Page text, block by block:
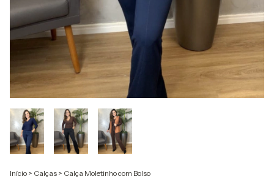
Início > Calças > Calça Moletinho com Bolso